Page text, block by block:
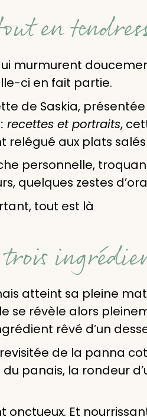
en
murmurent
ci en fait partie.
de Saskia,
recettes et portraits,
relégué aux plats salés
personnelle,
quelques zestes
tout est là
atteint sa pleine
se révèle alors
rêvé d’un
de la panna
panais, la rondeur
onctueux. Et